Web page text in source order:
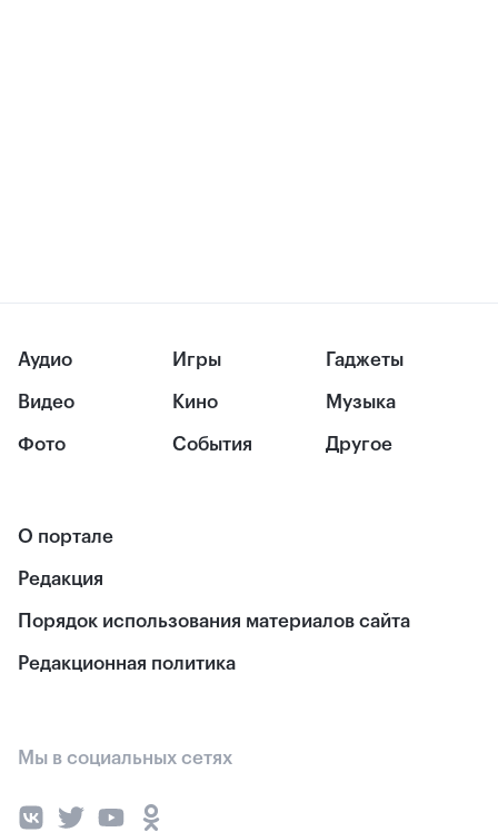
Аудио
Видео
Фото
Игры
Кино
События
Гаджеты
Музыка
Другое
О портале
Редакция
Порядок использования материалов сайта
Редакционная политика
Мы в социальных сетях